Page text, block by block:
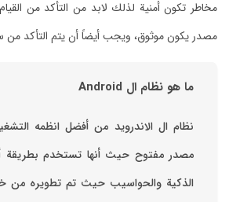
مصدر يكون موثوق، ويجب أيضاً أن يتم التأكد
ما هو نظام ال Android
نظام ال الاندرويد من أفضل انظمه
مصدر مفتوح حيث أنها تستخدم بطريقة